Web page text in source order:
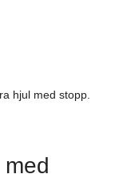
hjul med stopp.